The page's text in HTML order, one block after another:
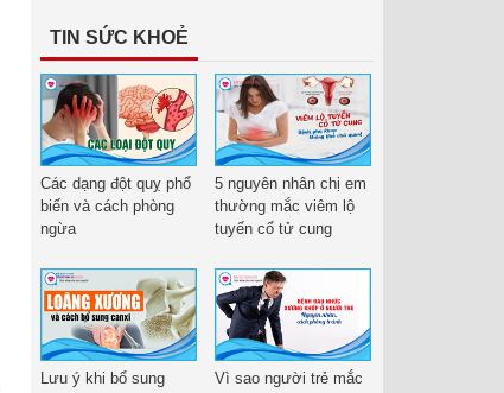
TIN SỨC KHOẺ
Các dạng đột quỵ phổ
biến và cách phòng
ngừa
5 nguyên nhân chị em
thường mắc viêm lộ
tuyến cổ tử cung
Lưu ý khi bổ sung
Vì sao người trẻ mắc